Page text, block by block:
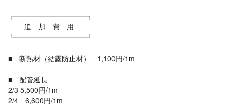
┏━━━━━━━━━━┓
追 加 費 用
┗━━━━━━━━━━┛
■ 断熱材（結露防止材） 1,100円/1m
■ 配管延長
2/3 5,500円/1m
2/4 6,600円/1m